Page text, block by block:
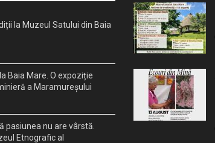
la Muzeul Satului din Baia
Baia Mare. O expoziție
a Maramureșului
pasiunea nu are vârstă.
Etnografic al